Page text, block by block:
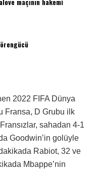
2022 FIFA Dünya
Fransa, D Grubu ilk
sahadan 4-1
Goodwin’in golüyle
Rabiot, 32 ve
Mbappe’nin